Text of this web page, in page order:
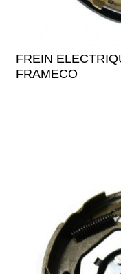
FREIN
FRAMECO